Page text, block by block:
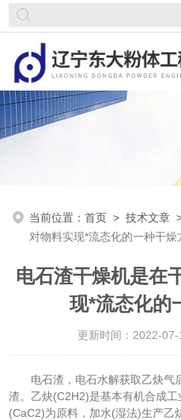
当前位置：首页 >技术文章
对物料实现*流态化的一种干燥
电石渣干燥机是在
现*流态化的
更新时间：2022-
电石渣，电石水解获取乙炔气
渣。乙炔(C2H2)是基本有机合成
(CaC2)为原料，加水(湿法)生产乙